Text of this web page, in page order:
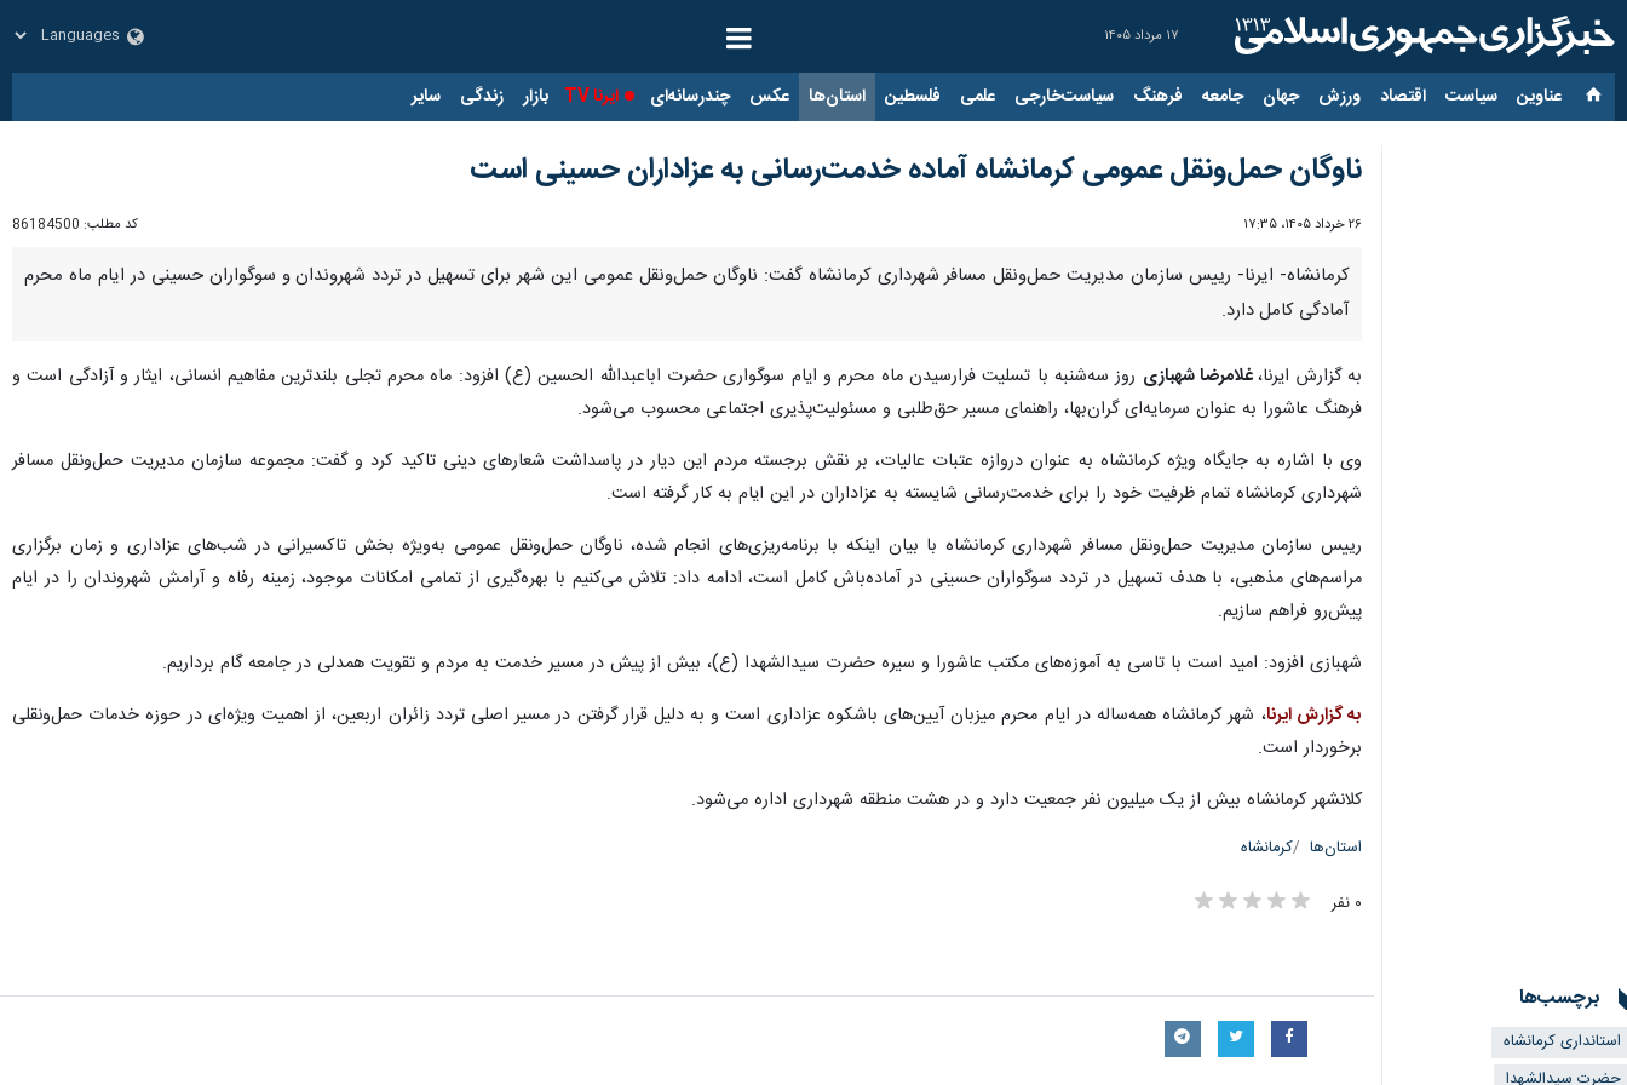
۱۷ مرداد ۱۴۰۵
عناوین‌ سیاست اقتصاد ورزش جهان جامعه فرهنگ سیاست‌خارجی علمی فلسطین استان‌ها عکس چندرسانه‌ای ایرنا TV بازار زندگی سایر
ناوگان حمل‌ونقل عمومی کرمانشاه آماده خدمت‌رسانی به عزاداران حسینی است
۲۶ خرداد ۱۴۰۵، ۱۷:۳۵ کد مطلب: 86184500
کرمانشاه- ایرنا- رییس سازمان مدیریت حمل‌ونقل مسافر شهرداری کرمانشاه گفت: ناوگان حمل‌ونقل عمومی این شهر برای تسهیل در تردد شهروندان و سوگواران حسینی در ایام ماه محرم
آمادگی کامل دارد.
به گزارش ایرنا،غلامرضا شهبازی روز سه‌شنبه با تسلیت فرارسیدن ماه محرم و ایام سوگواری حضرت اباعبدالله الحسین (ع) افزود: ماه محرم تجلی بلندترین مفاهیم انسانی، ایثار و آزادگی است و
فرهنگ عاشورا به عنوان سرمایه‌ای گران‌بها، راهنمای مسیر حق‌طلبی و مسئولیت‌پذیری اجتماعی محسوب می‌شود.
وی با اشاره به جایگاه ویژه کرمانشاه به عنوان دروازه عتبات عالیات، بر نقش برجسته مردم این دیار در پاسداشت شعارهای دینی تاکید کرد و گفت: مجموعه سازمان مدیریت حمل‌ونقل مسافر
شهرداری کرمانشاه تمام ظرفیت خود را برای خدمت‌رسانی شایسته به عزاداران در این ایام به کار گرفته است.
رییس سازمان مدیریت حمل‌ونقل مسافر شهرداری کرمانشاه با بیان اینکه با برنامه‌ریزی‌های انجام شده، ناوگان حمل‌ونقل عمومی به‌ویژه بخش تاکسیرانی در شب‌های عزاداری و زمان برگزاری
مراسم‌های مذهبی، با هدف تسهیل در تردد سوگواران حسینی در آماده‌باش کامل است، ادامه داد: تلاش می‌کنیم با بهره‌گیری از تمامی امکانات موجود، زمینه رفاه و آرامش شهروندان را در ایام
پیش‌رو فراهم سازیم.
شهبازی افزود: امید است با تاسی به آموزه‌های مکتب عاشورا و سیره حضرت سیدالشهدا (ع)، بیش از پیش در مسیر خدمت به مردم و تقویت همدلی در جامعه گام برداریم.
به گزارش ایرنا، شهر کرمانشاه همه‌ساله در ایام محرم میزبان آیین‌های باشکوه عزاداری است و به دلیل قرار گرفتن در مسیر اصلی تردد زائران اربعین، از اهمیت ویژه‌ای در حوزه خدمات حمل‌ونقلی
برخوردار است.
کلانشهر کرمانشاه بیش از یک میلیون نفر جمعیت دارد و در هشت منطقه شهرداری اداره می‌شود.
استان‌ها کرمانشاه
۰ نفر
برچسب‌ها
استانداری کرمانشاه
حضرت سیدالشهدا